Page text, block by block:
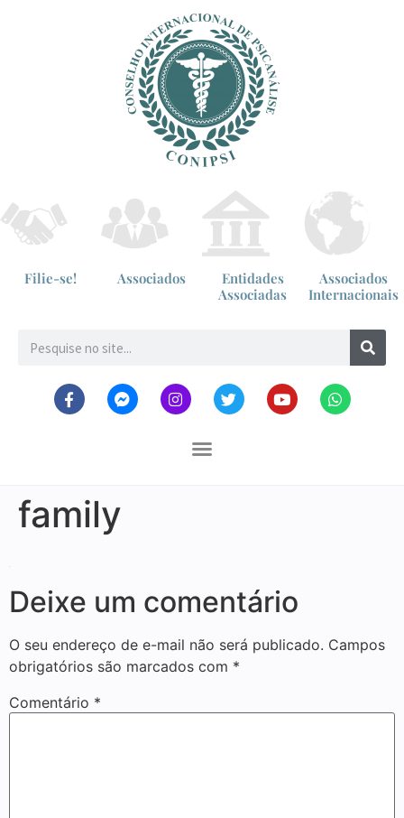
Filie-se! Associados
Entidades
Associadas
Associados
Internacionais
family
Deixe um comentário
O seu endereço de e-mail não será publicado. Campos
obrigatórios são marcados com *
Comentário *